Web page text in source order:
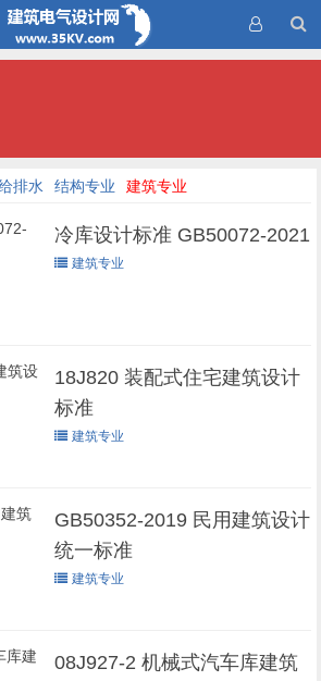
排水 结构专业 建筑专业
冷库设计标准 GB50072-2021
建筑专业
18J820 装配式住宅建筑设计
标准
建筑专业
GB50352-2019 民用建筑设计
统一标准
建筑专业
08J927-2 机械式汽车库建筑